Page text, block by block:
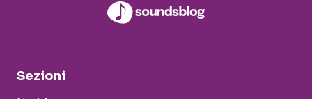
Sezioni